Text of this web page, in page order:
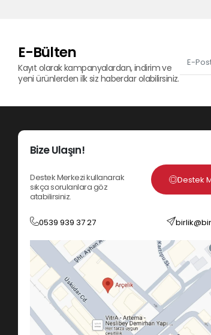
E-Bülten
Kayıt olarak kampanyalardan, indirim ve
yeni ürünlerden ilk siz haberdar olabilirsiniz.
Bize Ulaşın!
Destek Merkezi kullanarak
sıkça sorulanlara göz
atabilirsiniz.
Destek
0539 939 37 27